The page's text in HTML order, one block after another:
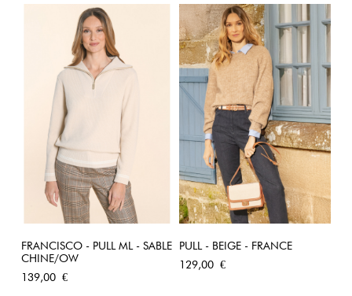
FRANCISCO - PULL ML - SABLE
CHINE/OW
Prix
139,00 €
PULL - BEIGE - FRANCE
Prix
129,00 €